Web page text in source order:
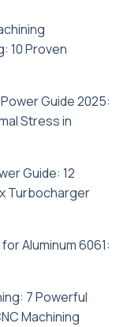
10 Proven
Guide 2025:
Stress in
Guide: 12
Turbocharger
Aluminum 6061:
7 Powerful
Machining